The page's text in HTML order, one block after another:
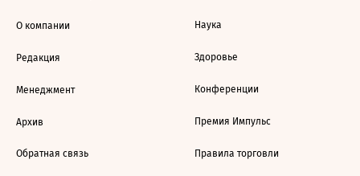
О компании
Редакция
Менеджмент
Архив
Обратная связь
Наука
Здоровье
Конференции
Премия Импульс
Правила торговли